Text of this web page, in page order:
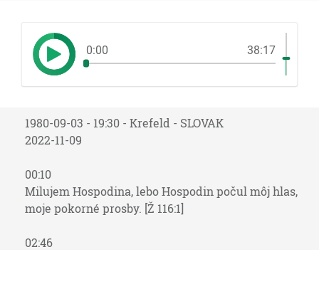
0:00 38:17
1980-09-03 - 19:30 - Krefeld - SLOVAK
2022-11-09
00:10
Milujem Hospodina, lebo Hospodin počul môj hlas,
moje pokorné prosby. [Ž 116:1]
02:46